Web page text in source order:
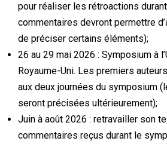
pour réaliser les rétroactions
commentaires devront permettre
de préciser certains éléments);
26 au 29 mai 2026 : Symposium à
Royaume-Uni. Les premiers
aux deux journées du symposium
seront précisées ultérieurement);
Juin à août 2026 : retravailler son
commentaires reçus durant le